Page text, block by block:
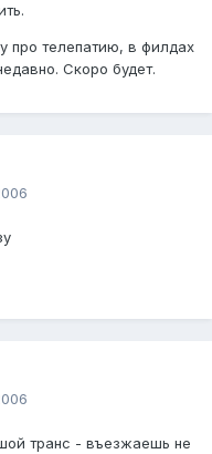
про телепатию, в филдах
Скоро будет.
транс - въезжаешь не